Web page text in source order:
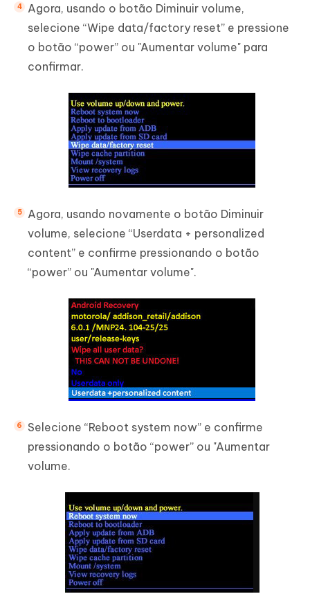
Agora, usando o botão Diminuir volume,
selecione “Wipe data/factory reset” e pressione
o botão “power” ou "Aumentar volume" para
confirmar.
Agora, usando novamente o botão Diminuir
volume, selecione “Userdata + personalized
content” e confirme pressionando o botão
“power” ou "Aumentar volume".
Selecione “Reboot system now” e confirme
pressionando o botão “power” ou "Aumentar
volume.